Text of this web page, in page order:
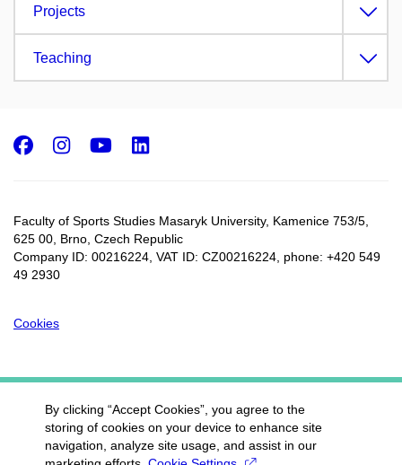
Projects
Teaching
Faculty of Sports Studies Masaryk University, Kamenice 753/5​,
625 00, Brno, Czech Republic
Company ID: 00216224, VAT ID: CZ00216224, phone: +420 549
49 2930
Cookies
Facebook
Instagram
Youtube
By clicking “Accept Cookies”, you agree to the
storing of cookies on your device to enhance site
navigation, analyze site usage, and assist in our